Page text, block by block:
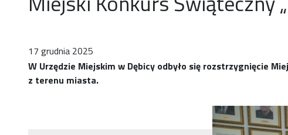
17 grudnia 2025
W Urzędzie Miejskim w Dębicy odbyło się rozstrzygnięcie
z terenu miasta.